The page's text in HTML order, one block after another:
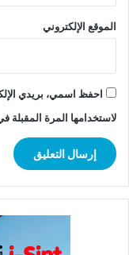
الموقع الإلكتروني
احفظ اسمي، بريدي
لاستخدامها المرة المقبلة